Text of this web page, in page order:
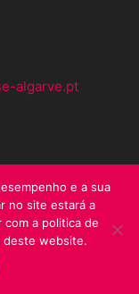
algarve.pt
reservados.
e a sua
no site estará a
com a politica de
deste website.